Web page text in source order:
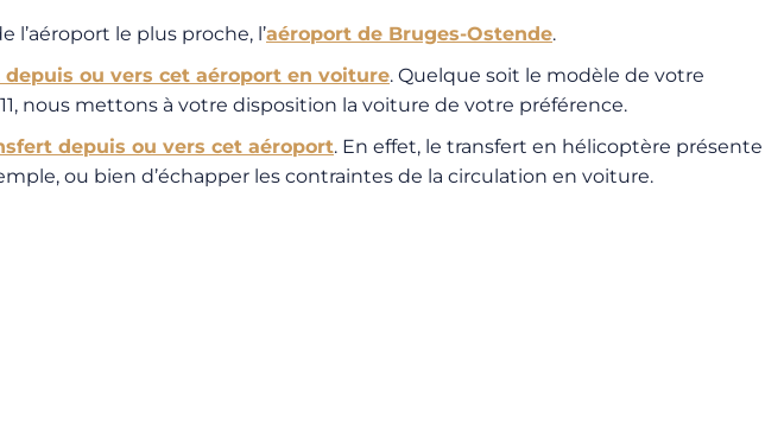
l’aéroport le plus proche, l’aéroport de Bruges-Ostende.
ou vers cet aéroport en voiture. Quelque soit le modèle de votre
nous mettons à votre disposition la voiture de votre préférence.
depuis ou vers cet aéroport. En effet, le transfert en hélicoptère présente
ou bien d’échapper les contraintes de la circulation en voiture.